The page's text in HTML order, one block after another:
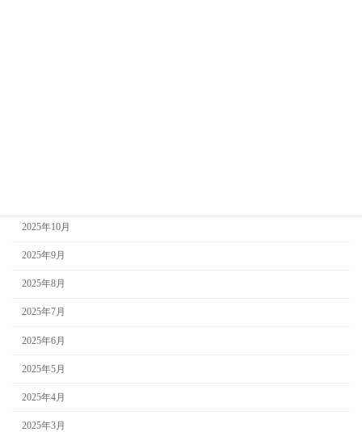
2025年10月
2025年9月
2025年8月
2025年7月
2025年6月
2025年5月
2025年4月
2025年3月